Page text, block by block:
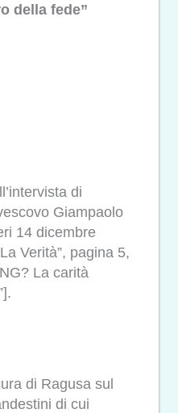
della fede”
di
Giampaolo
14 dicembre
Verità”, pagina 5,
La carità
di Ragusa sul
di cui